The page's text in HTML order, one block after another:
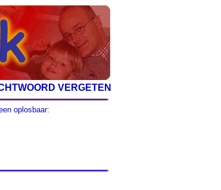
VERGETEN
oplosbaar: